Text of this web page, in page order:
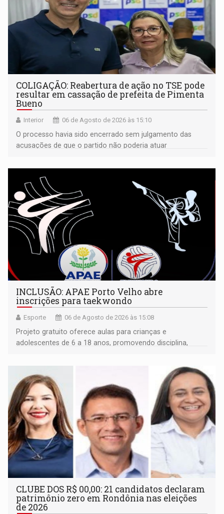
COLIGAÇÃO: Reabertura de ação no TSE pode
resultar em cassação de prefeita de Pimenta
Bueno
Interior 06 de Agosto de 2026 às 15:10
O processo havia sido encerrado sem julgamento das
acusações de que o partido não poderia atuar
INCLUSÃO: APAE Porto Velho abre
inscrições para taekwondo
Esporte 06 de Agosto de 2026 às 15:08
Projeto gratuito oferece aulas para crianças e
adolescentes de 6 a 18 anos, promovendo disciplina,
CLUBE DOS R$ 00,00: 21 candidatos declaram
patrimônio zero em Rondônia nas eleições
de 2026